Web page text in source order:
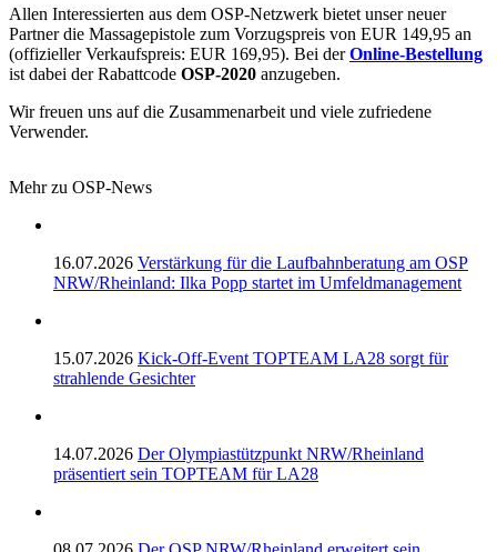
Allen Interessierten aus dem OSP-Netzwerk bietet unser neuer
Partner die Massagepistole zum Vorzugspreis von EUR 149,95 an
(offizieller Verkaufspreis: EUR 169,95). Bei derOnline-Bestellung
ist dabei der Rabattcode OSP-2020 anzugeben.
Wir freuen uns auf die Zusammenarbeit und viele zufriedene
Verwender.
Mehr zu OSP-News
16.07.2026 Verstärkung für die Laufbahnberatung am OSP
NRW/Rheinland: Ilka Popp startet im Umfeldmanagement
15.07.2026 Kick-Off-Event TOPTEAM LA28 sorgt für
strahlende Gesichter
14.07.2026 Der Olympiastützpunkt NRW/Rheinland
präsentiert sein TOPTEAM für LA28